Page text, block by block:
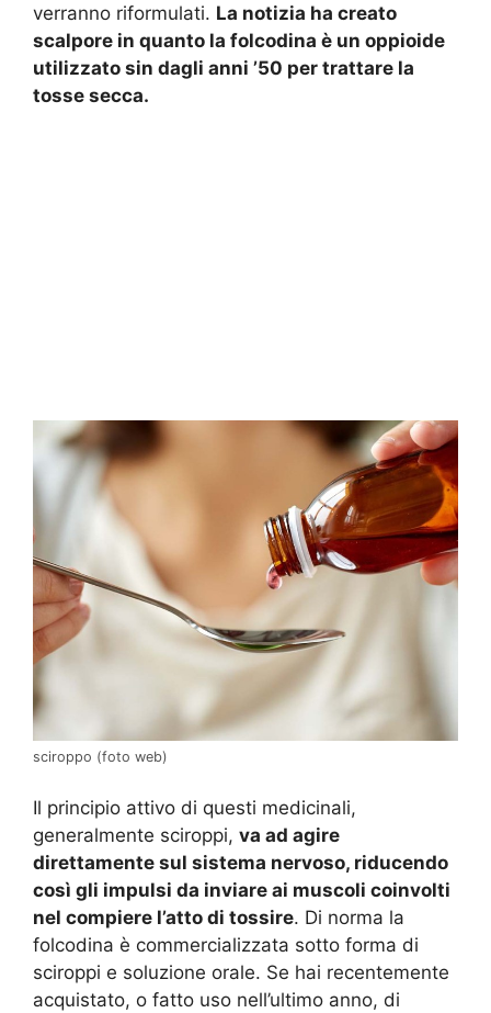
verranno riformulati. La notizia ha creato
scalpore in quanto la folcodina è un oppioide
utilizzato sin dagli anni ’50 per trattare la
tosse secca.
sciroppo (foto web)
Il principio attivo di questi medicinali,
generalmente sciroppi, va ad agire
direttamente sul sistema nervoso, riducendo
così gli impulsi da inviare ai muscoli coinvolti
nel compiere l’atto di tossire. Di norma la
folcodina è commercializzata sotto forma di
sciroppi e soluzione orale. Se hai recentemente
acquistato, o fatto uso nell’ultimo anno, di